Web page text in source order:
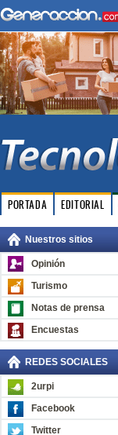
PORTADA EDITORIAL
Nuestros sitios
Opinión
Turismo
Notas de prensa
Encuestas
REDES SOCIALES
2urpi
Facebook
Twitter